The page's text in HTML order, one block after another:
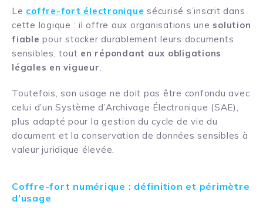
Le coffre-fort électronique sécurisé s’inscrit dans
cette logique : il offre aux organisations une solution
fiable pour stocker durablement leurs documents
sensibles, tout en répondant aux obligations
légales en vigueur.
Toutefois, son usage ne doit pas être confondu avec
celui d’un Système d’Archivage Électronique (SAE),
plus adapté pour la gestion du cycle de vie du
document et la conservation de données sensibles à
valeur juridique élevée.
Coffre-fort numérique : définition et périmètre
d’usage